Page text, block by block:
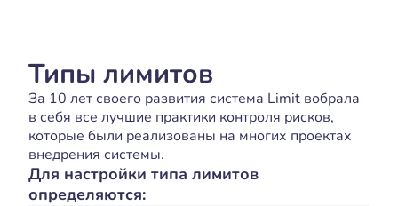
Типы лимитов
За 10 лет своего развития система Limit вобрала
в себя все лучшие практики контроля рисков,
которые были реализованы на многих проектах
внедрения системы.
Для настройки типа лимитов
определяются: